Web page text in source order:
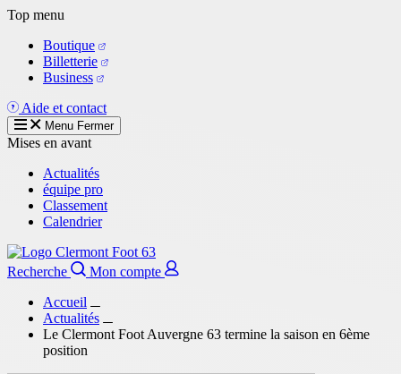
Aller
contenu
principal
Top menu
Boutique
Billetterie
Business
Aide et contact
Menu Fermer
Mises en avant
Actualités
équipe pro
Classement
Calendrier
Recherche
Mon compte
Accueil
Actualités
Le Clermont Foot Auvergne 63 termine la saison en 6ème
position